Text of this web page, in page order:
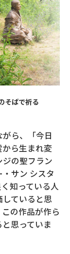
そばで祈る
ら、「今日
ら生まれ変
の聖フラン
サン シスタ
知っている人
ていると思
の作品が作ら
思っていま